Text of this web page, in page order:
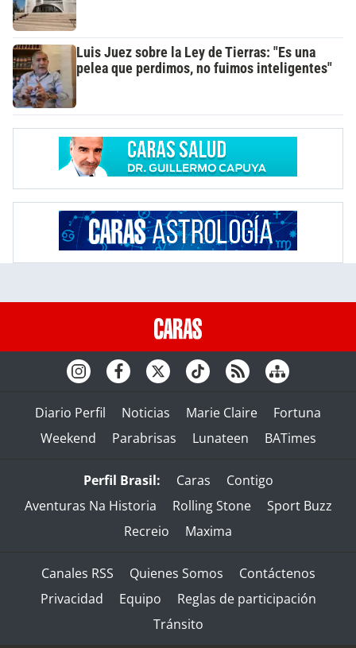
Luis Juez sobre la Ley de Tierras: "Es una
pelea que perdimos, no fuimos inteligentes"
Diario Perfil Noticias Marie Claire
Fortuna
Weekend
Parabrisas Lunateen BATimes
Perfil Brasil: Caras
Contigo
Aventuras Na Historia
Rolling Stone
Sport Buzz
Recreio
Maxima
Canales RSS Quienes Somos
Contáctenos
Privacidad
Equipo
Reglas de participación
Tránsito